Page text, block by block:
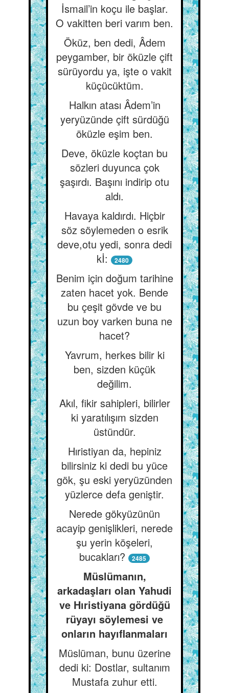
İsmail’in koçu ile başlar.
O vakitten beri varım ben.
Öküz, ben dedi, Âdem
peygamber, bir öküzle çift
sürüyordu ya, işte o vakit
küçücüktüm.
Halkın atası Âdem’in
yeryüzünde çift sürdüğü
öküzle eşim ben.
Deve, öküzle koçtan bu
sözleri duyunca çok
şaşırdı. Başını indirip otu
aldı.
Havaya kaldırdı. Hiçbir
söz söylemeden o esrik
deve,otu yedi, sonra dedi
kİ:
2480
Benim için doğum tarihine
zaten hacet yok. Bende
bu çeşit gövde ve bu
uzun boy varken buna ne
hacet?
Yavrum, herkes bilir ki
ben, sizden küçük
değilim.
Akıl, fikir sahipleri, bilirler
ki yaratılışım sizden
üstündür.
Hıristiyan da, hepiniz
bilirsiniz ki dedi bu yüce
gök, şu eski yeryüzünden
yüzlerce defa geniştir.
Nerede gökyüzünün
acayip genişlikleri, nerede
şu yerin köşeleri,
bucakları?
2485
Müslümanın,
arkadaşları olan Yahudi
ve Hıristiyana gördüğü
rüyayı söylemesi ve
onların hayıflanmaları
Müslüman, bunu üzerine
dedi ki: Dostlar, sultanım
Mustafa zuhur etti.